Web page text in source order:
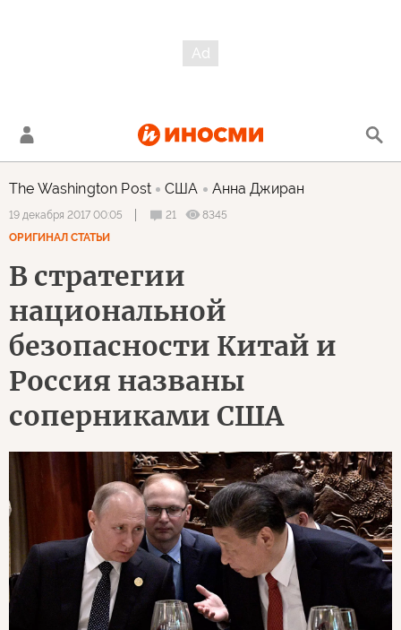
The Washington Post США Анна Джиран
19 декабря 2017 00:05 21
8345
ОРИГИНАЛ СТАТЬИ
В стратегии
национальной
безопасности Китай и
Россия названы
соперниками США